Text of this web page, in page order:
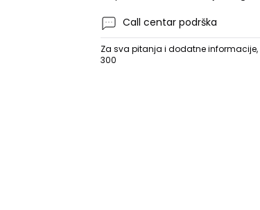
Call centar podrška
Za sva pitanja i dodatne informacije,
300